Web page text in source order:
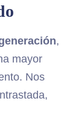
,
mayor
Nos